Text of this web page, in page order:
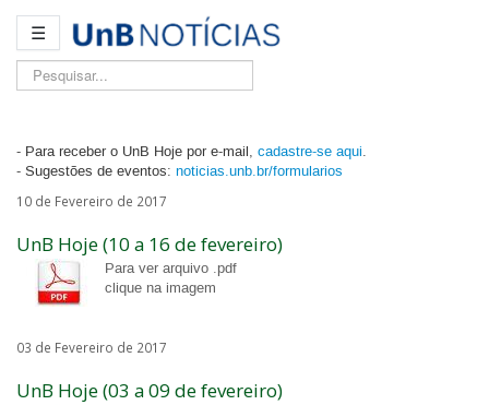
☰
Pesquisar...
- Para receber o UnB Hoje por e-mail, cadastre-se aqui.
- Sugestões de eventos: noticias.unb.br/formularios
10 de Fevereiro de 2017
UnB Hoje (10 a 16 de fevereiro)
Para ver arquivo .pdf
clique na imagem
03 de Fevereiro de 2017
UnB Hoje (03 a 09 de fevereiro)